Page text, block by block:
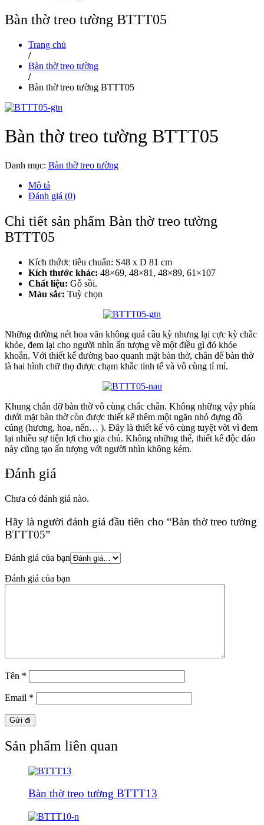
Bàn thờ treo tường BTTT05
Trang chủ
/
Bàn thờ treo tường
/
Bàn thờ treo tường BTTT05
Bàn thờ treo tường BTTT05
Danh mục: Bàn thờ treo tường
Mô tả
Đánh giá (0)
Chi tiết sản phẩm Bàn thờ treo tường
BTTT05
Kích thứơc tiêu chuẩn: S48 x D 81 cm
Kích thước khác: 48×69, 48×81, 48×89, 61×107
Chất liệu: Gỗ sồi.
Màu sắc: Tuỳ chọn
Những đường nét hoa văn không quá cầu kỳ nhưng lại cực kỳ chắc
khỏe, đem lại cho người nhìn ấn tượng về một điều gì đó khỏe
khoắn. Với thiết kế đường bao quanh mặt bàn thờ, chân đế bàn thờ
là hai hình chữ thọ được chạm khắc tinh tế và vô cùng tỉ mỉ.
Khung chân đỡ bàn thờ vô cùng chắc chắn. Không những vậy phía
dưới mặt bàn thờ còn được thiết kế thêm một ngăn nhỏ đựng đồ
cúng (hương, hoa, nến… ). Đây là thiết kế vô cùng tuyệt vời vì đem
lại nhiều sự tiện lợi cho gia chủ. Không những thế, thiết kế độc đáo
này cũng tạo ấn tượng với người nhìn không kém.
Đánh giá
Chưa có đánh giá nào.
Hãy là người đánh giá đầu tiên cho “Bàn thờ treo tường
BTTT05”
Đánh giá của bạn
Đánh giá của bạn
Tên *
Email *
Sản phẩm liên quan
Bàn thờ treo tường BTTT13